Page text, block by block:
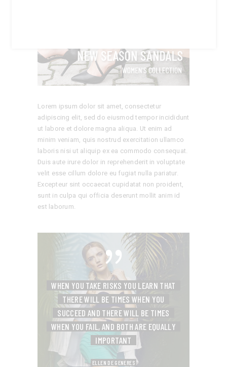
Lorem ipsum dolor sit amet, consectetur
adipiscing elit, sed do eiusmod tempor incididunt
ut labore et dolore magna aliqua. Ut enim ad
minim veniam, quis nostrud exercitation ullamco
laboris nisi ut aliquip ex ea commodo consequat.
Duis aute irure dolor in reprehenderit in voluptate
velit esse cillum dolore eu fugiat nulla pariatur.
Excepteur sint occaecat cupidatat non proident,
sunt in culpa qui officia deserunt mollit anim id
est laborum.
WHEN YOU TAKE RISKS YOU LEARN THAT
THERE WILL BE TIMES WHEN YOU
SUCCEED AND THERE WILL BE TIMES
WHEN YOU FAIL, AND BOTH ARE EQUALLY
IMPORTANT
ELLEN DE GENERES